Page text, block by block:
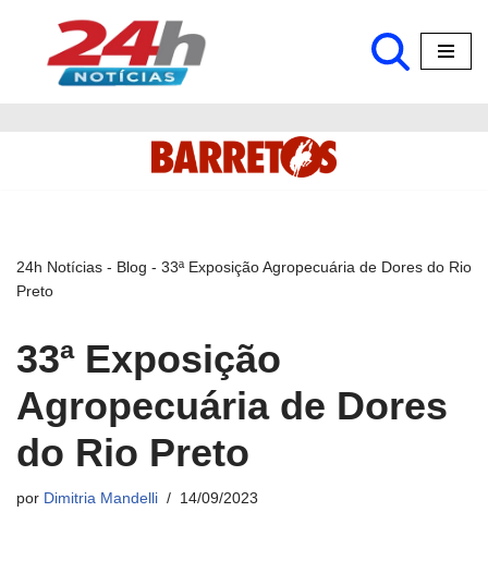
Pular
24h Notícias - Blog - 33ª Exposição Agropecuária de Dores do Rio
Preto
33ª Exposição
Agropecuária de Dores
do Rio Preto
por Dimitria Mandelli 14/09/2023